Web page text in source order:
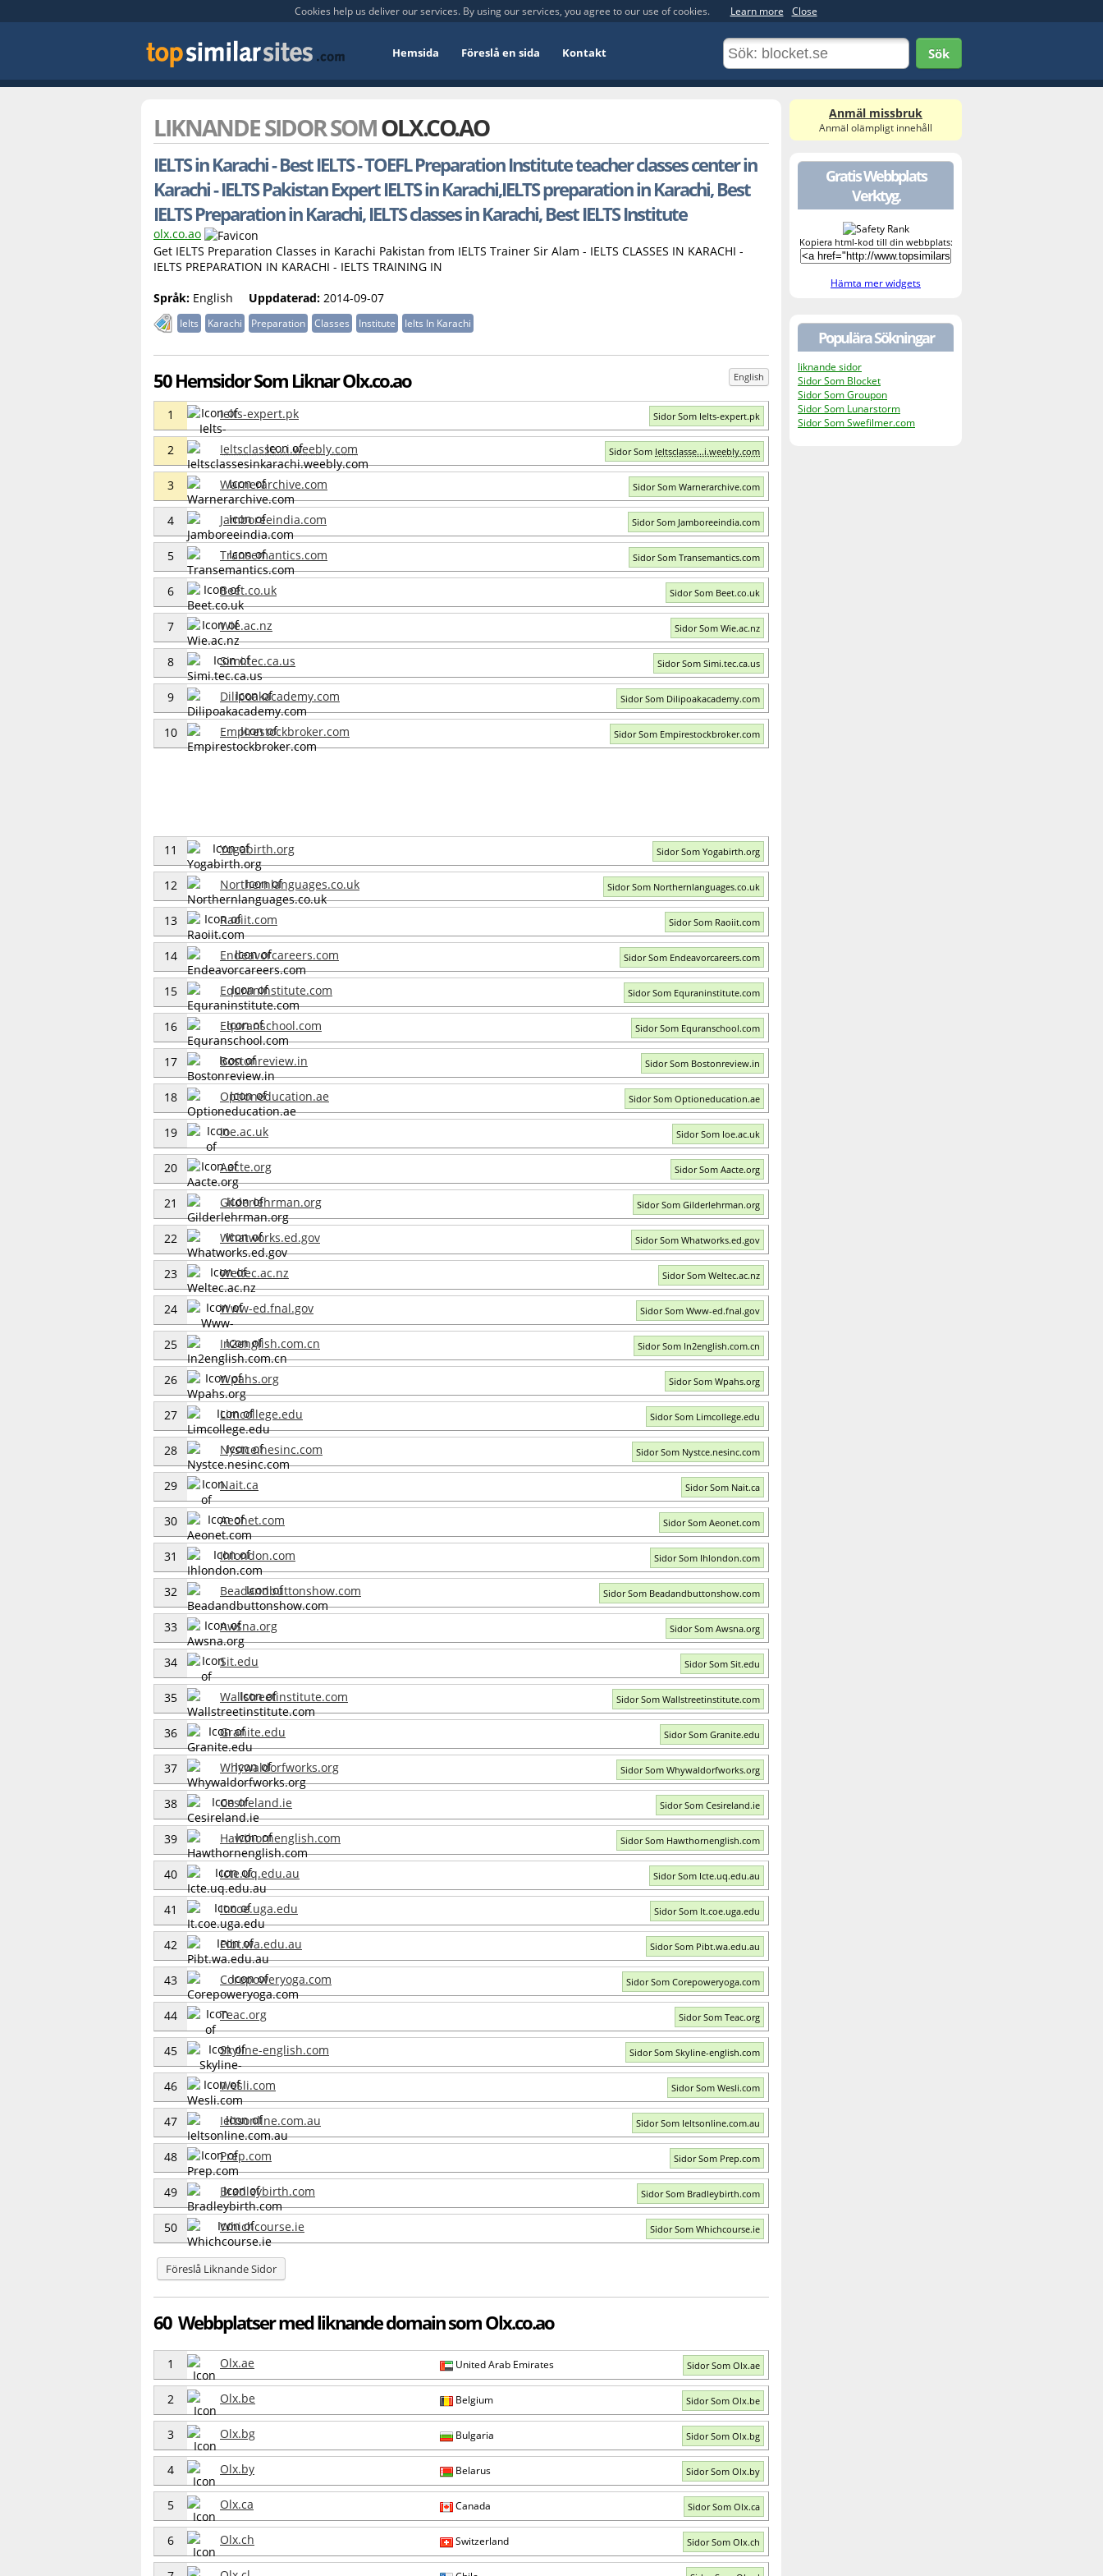
Cookies help us deliver our services. By using our services, you agree to our use of cookies. Learn more Close
Hemsida Föreslå en sida Kontakt Sök
LIKNANDE SIDOR SOMOLX.CO.AO
IELTS in Karachi - Best IELTS - TOEFL Preparation Institute teacher classes center in
Karachi - IELTS Pakistan Expert IELTS in Karachi,IELTS preparation in Karachi, Best
IELTS Preparation in Karachi, IELTS classes in Karachi, Best IELTS Institute
olx.co.ao
Get IELTS Preparation Classes in Karachi Pakistan from IELTS Trainer Sir Alam - IELTS CLASSES IN KARACHI -
IELTS PREPARATION IN KARACHI - IELTS TRAINING IN
Språk: English Uppdaterad: 2014-09-07
Ielts Karachi Preparation Classes Institute Ielts In Karachi
50 Hemsidor Som Liknar Olx.co.ao English
1 Ielts-expert.pk Sidor Som Ielts-expert.pk
2 Ieltsclasse...i.weebly.com Sidor Som Ieltsclasse...i.weebly.com
3 Warnerarchive.com Sidor Som Warnerarchive.com
4 Jamboreeindia.com Sidor Som Jamboreeindia.com
5 Transemantics.com Sidor Som Transemantics.com
6 Beet.co.uk Sidor Som Beet.co.uk
7 Wie.ac.nz Sidor Som Wie.ac.nz
8 Simi.tec.ca.us Sidor Som Simi.tec.ca.us
9 Dilipoakacademy.com Sidor Som Dilipoakacademy.com
10 Empirestockbroker.com Sidor Som Empirestockbroker.com
11 Yogabirth.org Sidor Som Yogabirth.org
12 Northernlanguages.co.uk Sidor Som Northernlanguages.co.uk
13 Raoiit.com Sidor Som Raoiit.com
14 Endeavorcareers.com Sidor Som Endeavorcareers.com
15 Equraninstitute.com Sidor Som Equraninstitute.com
16 Equranschool.com Sidor Som Equranschool.com
17 Bostonreview.in Sidor Som Bostonreview.in
18 Optioneducation.ae Sidor Som Optioneducation.ae
19 Ioe.ac.uk Sidor Som Ioe.ac.uk
20 Aacte.org Sidor Som Aacte.org
21 Gilderlehrman.org Sidor Som Gilderlehrman.org
22 Whatworks.ed.gov Sidor Som Whatworks.ed.gov
23 Weltec.ac.nz Sidor Som Weltec.ac.nz
24 Www-ed.fnal.gov Sidor Som Www-ed.fnal.gov
25 In2english.com.cn Sidor Som In2english.com.cn
26 Wpahs.org Sidor Som Wpahs.org
27 Limcollege.edu Sidor Som Limcollege.edu
28 Nystce.nesinc.com Sidor Som Nystce.nesinc.com
29 Nait.ca Sidor Som Nait.ca
30 Aeonet.com Sidor Som Aeonet.com
31 Ihlondon.com Sidor Som Ihlondon.com
32 Beadandbuttonshow.com Sidor Som Beadandbuttonshow.com
33 Awsna.org Sidor Som Awsna.org
34 Sit.edu Sidor Som Sit.edu
35 Wallstreetinstitute.com Sidor Som Wallstreetinstitute.com
36 Granite.edu Sidor Som Granite.edu
37 Whywaldorfworks.org Sidor Som Whywaldorfworks.org
38 Cesireland.ie Sidor Som Cesireland.ie
39 Hawthornenglish.com Sidor Som Hawthornenglish.com
40 Icte.uq.edu.au Sidor Som Icte.uq.edu.au
41 It.coe.uga.edu Sidor Som It.coe.uga.edu
42 Pibt.wa.edu.au Sidor Som Pibt.wa.edu.au
43 Corepoweryoga.com Sidor Som Corepoweryoga.com
44 Teac.org Sidor Som Teac.org
45 Skyline-english.com Sidor Som Skyline-english.com
46 Wesli.com Sidor Som Wesli.com
47 Ieltsonline.com.au Sidor Som Ieltsonline.com.au
48 Prep.com Sidor Som Prep.com
49 Bradleybirth.com Sidor Som Bradleybirth.com
50 Whichcourse.ie Sidor Som Whichcourse.ie
Föreslå Liknande Sidor
60 Webbplatser med liknande domain som Olx.co.ao
1 Olx.ae United Arab Emirates Sidor Som Olx.ae
2 Olx.be Belgium Sidor Som Olx.be
3 Olx.bg Bulgaria Sidor Som Olx.bg
4 Olx.by Belarus Sidor Som Olx.by
5 Olx.ca Canada Sidor Som Olx.ca
6 Olx.ch Switzerland Sidor Som Olx.ch
Anmäl missbruk
Anmäl olämpligt innehåll
Gratis Webbplats
Verktyg.
Kopiera html-kod till din webbplats:
Hämta mer widgets
Populära Sökningar
liknande sidor
Sidor Som Blocket
Sidor Som Groupon
Sidor Som Lunarstorm
Sidor Som Swefilmer.com